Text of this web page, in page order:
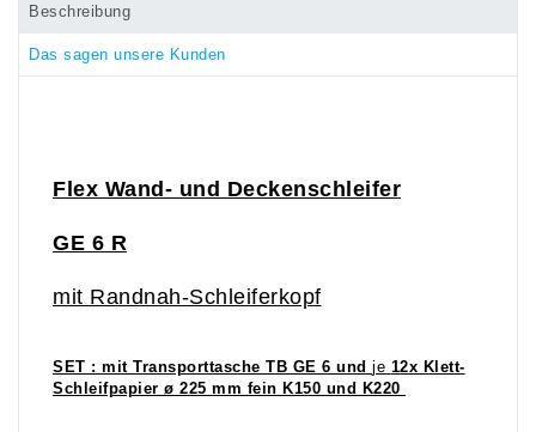
Beschreibung
Das sagen unsere Kunden
Flex Wand- und Deckenschleifer
GE 6 R
mit Randnah-Schleiferkopf
SET : mit Transporttasche TB GE 6 und je 12x Klett-
Schleifpapier ø 225 mm fein K150 und K220